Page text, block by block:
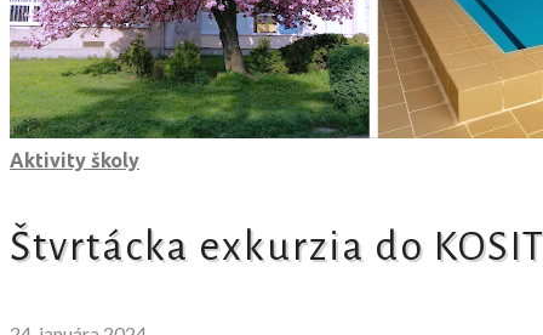
Aktivity školy
Štvrtácka exkurzia do